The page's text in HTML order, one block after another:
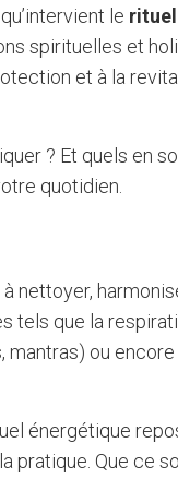
le
spirituelles et
et à la
? Et quels en
quotidien.
à nettoyer,
tels que la
mantras) ou
énergétique
pratique. Que ce